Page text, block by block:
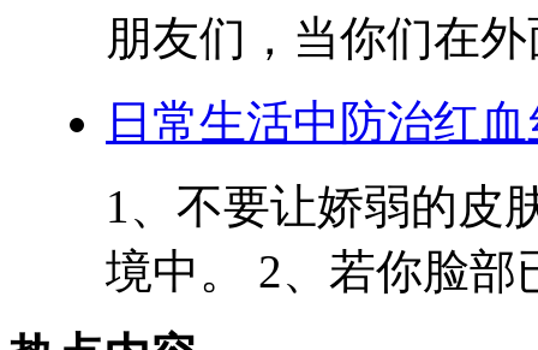
朋友们，当你们在
日常生活中防治红
1、不要让娇弱的皮
境中。 2、若你脸部